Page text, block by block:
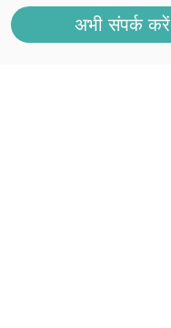
अभी संपर्क करें